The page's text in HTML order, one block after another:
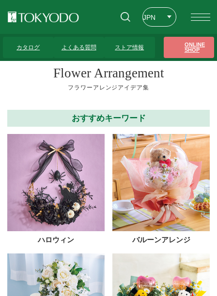
JPN
カタログ よくある質問 ストア情報
ONLINE
SHOP
Flower Arrangement
フラワーアレンジアイデア集
おすすめキーワード
ハロウィン バルーンアレンジ